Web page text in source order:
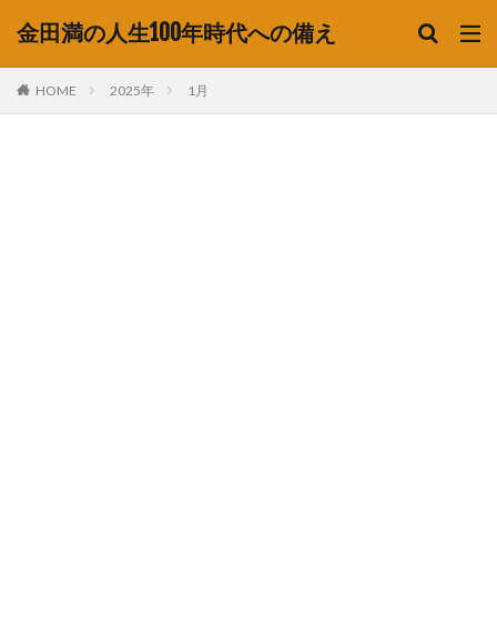
金田満の人生100年時代への備え
HOME 2025年 1月